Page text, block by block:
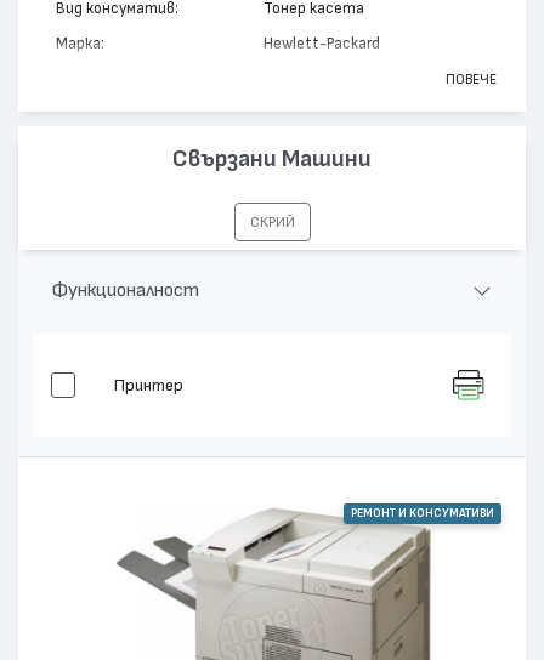
Вид консуматив: Тонер касета
Марка: Hewlett-Packard
Цвят: Монохромен
20000
ПОВЕЧЕ
Свързани Машини
СКРИЙ
Функционалност
Принтер
РЕМОНТ И КОНСУМАТИВИ